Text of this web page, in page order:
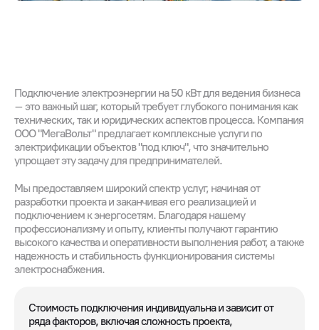
Подключение электроэнергии на 50 кВт для ведения бизнеса
– это важный шаг, который требует глубокого понимания как
технических, так и юридических аспектов процесса. Компания
ООО "МегаВольт" предлагает комплексные услуги по
электрификации объектов "под ключ", что значительно
упрощает эту задачу для предпринимателей.
Мы предоставляем широкий спектр услуг, начиная от
разработки проекта и заканчивая его реализацией и
подключением к энергосетям. Благодаря нашему
профессионализму и опыту, клиенты получают гарантию
высокого качества и оперативности выполнения работ, а также
надежность и стабильность функционирования системы
электроснабжения.
Стоимость подключения индивидуальна и зависит от
ряда факторов, включая сложность проекта,